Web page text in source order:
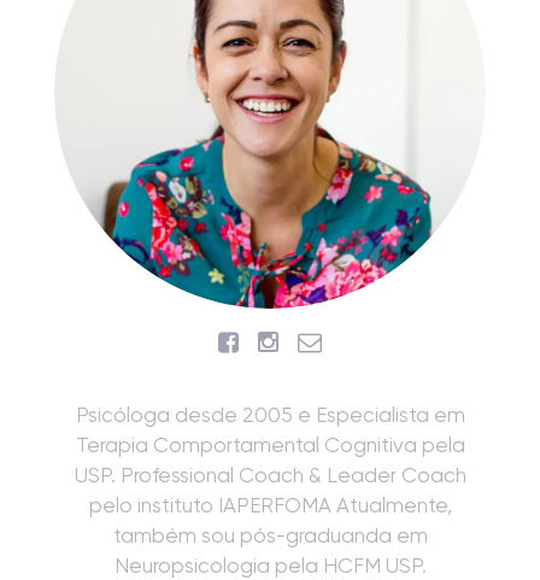
Psicóloga desde 2005 e Especialista em
Terapia Comportamental Cognitiva pela
USP. Professional Coach & Leader Coach
pelo instituto IAPERFOMA Atualmente,
também sou pós-graduanda em
Neuropsicologia pela HCFM USP.